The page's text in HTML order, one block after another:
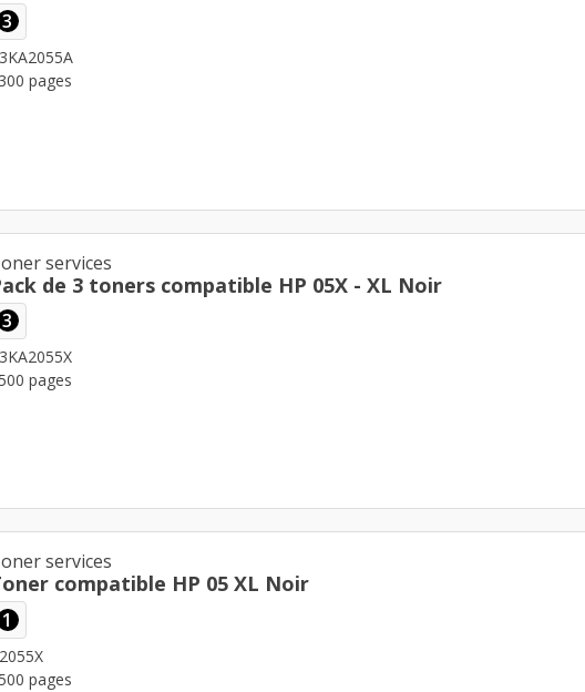
3
pages
services
Pack de 3 toners compatible HP 05X - XL Noir
3
pages
services
compatible HP 05 XL Noir
1
pages